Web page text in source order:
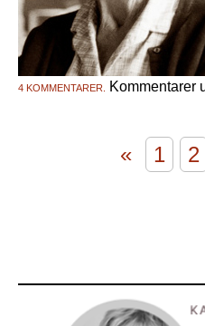
4 KOMMENTARER. Kommentarer
« 1 2